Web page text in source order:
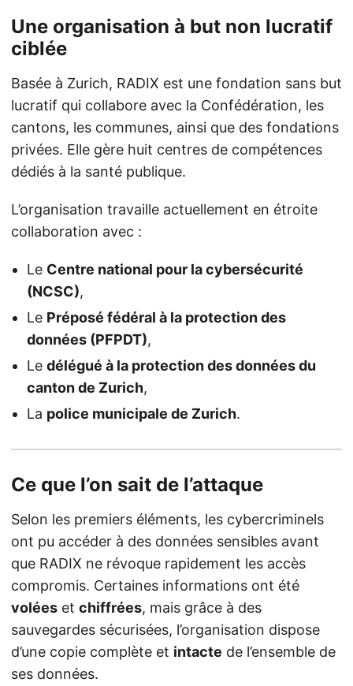
Une organisation à but non lucratif
ciblée
Basée à Zurich, RADIX est une fondation sans but
lucratif qui collabore avec la Confédération, les
cantons, les communes, ainsi que des fondations
privées. Elle gère huit centres de compétences
dédiés à la santé publique.
L’organisation travaille actuellement en étroite
collaboration avec :
Le Centre national pour la cybersécurité
(NCSC),
Le Préposé fédéral à la protection des
données (PFPDT),
Le délégué à la protection des données du
canton de Zurich,
La police municipale de Zurich.
Ce que l’on sait de l’attaque
Selon les premiers éléments, les cybercriminels
ont pu accéder à des données sensibles avant
que RADIX ne révoque rapidement les accès
compromis. Certaines informations ont été
volées et chiffrées, mais grâce à des
sauvegardes sécurisées, l’organisation dispose
d’une copie complète et intacte de l’ensemble de
ses données.